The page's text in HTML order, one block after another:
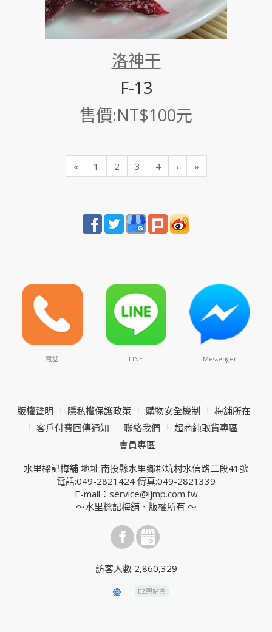
洛神干
F-13
售價:NT$100元
« 1 2 3 4 › »
電話 LINE Messenger
版權聲明 隱私權保護政策 購物安全機制
梅舖所在
客戶付費回傳通知
聯絡我們
超商純取貨專區
會員專區
水里樑記梅舖 地址:南投縣水里鄉郡坑村水信路二段41號
電話:049-2821424 傳真:049-2821339
E-mail：service@ljmp.com.tw
～水里樑記梅舖．版權所有 ～
訪客人數 2,860,329
EZ架站雲